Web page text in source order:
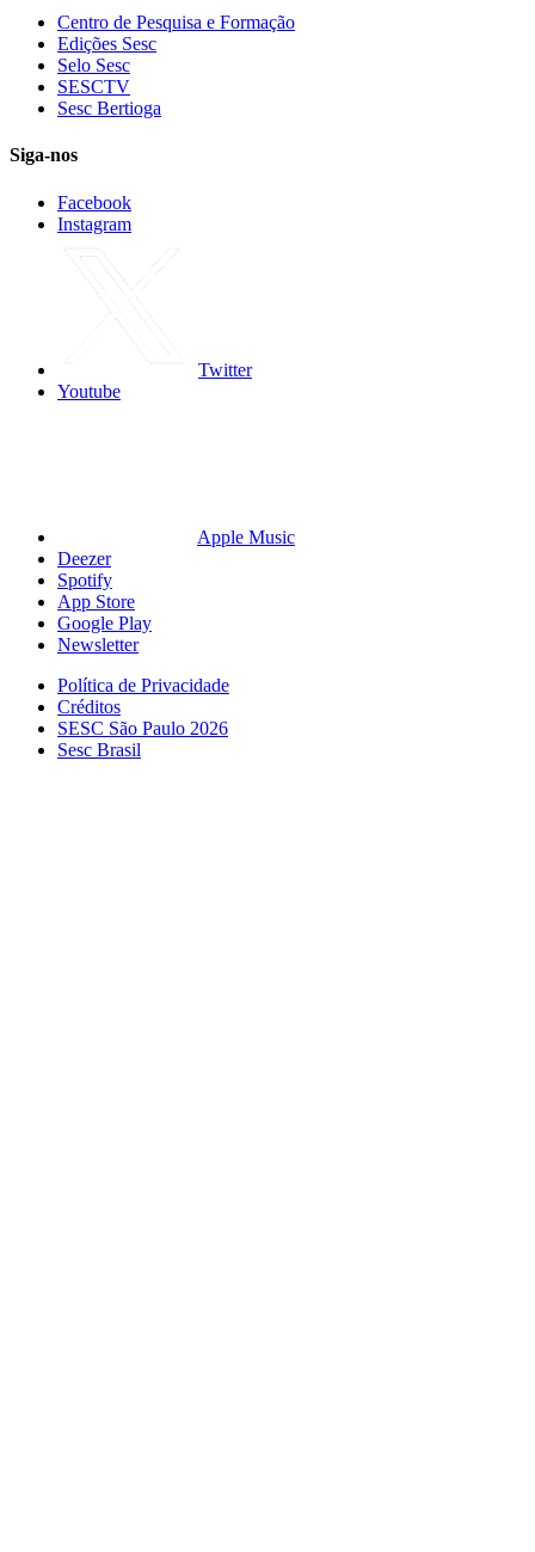
Centro de Pesquisa e Formação
Edições Sesc
Selo Sesc
SESCTV
Sesc Bertioga
Siga-nos
Facebook
Instagram
Twitter
Youtube
Apple Music
Deezer
Spotify
App Store
Google Play
Newsletter
Política de Privacidade
Créditos
SESC São Paulo 2026
Sesc Brasil